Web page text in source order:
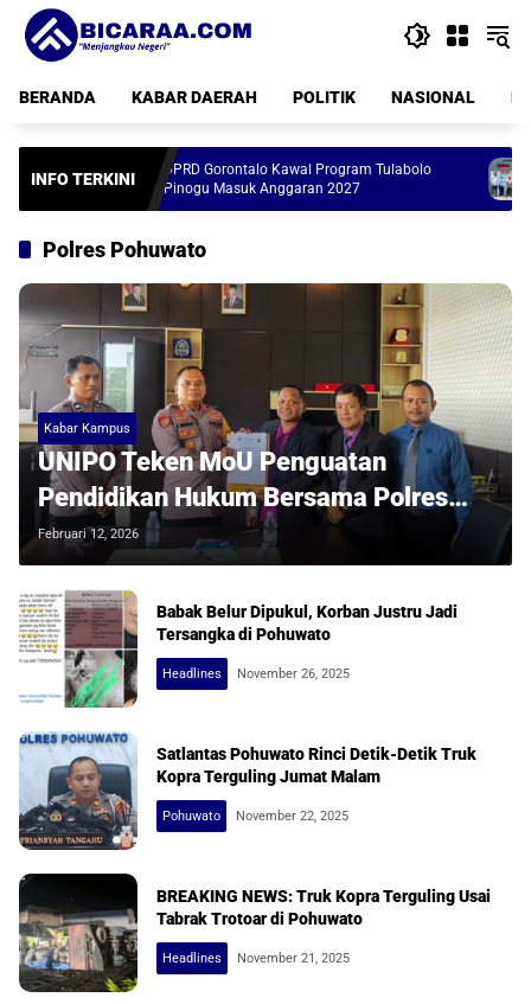
Langsung
konten
BERANDA
KABAR DAERAH POLITIK NASIONAL
INFO TERKINI
DPRD Gorontalo Kawal Program Tulabolo
Pinogu Masuk Anggaran 2027
Gerai
Polres Pohuwato
Kabar Kampus
UNIPO Teken MoU Penguatan
Pendidikan Hukum Bersama Polres
Pohuwato
Februari 12, 2026
Babak Belur Dipukul, Korban Justru Jadi
Tersangka di Pohuwato
Headlines November 26, 2025
Satlantas Pohuwato Rinci Detik-Detik Truk
Kopra Terguling Jumat Malam
Pohuwato November 22, 2025
BREAKING NEWS: Truk Kopra Terguling Usai
Tabrak Trotoar di Pohuwato
Headlines November 21, 2025